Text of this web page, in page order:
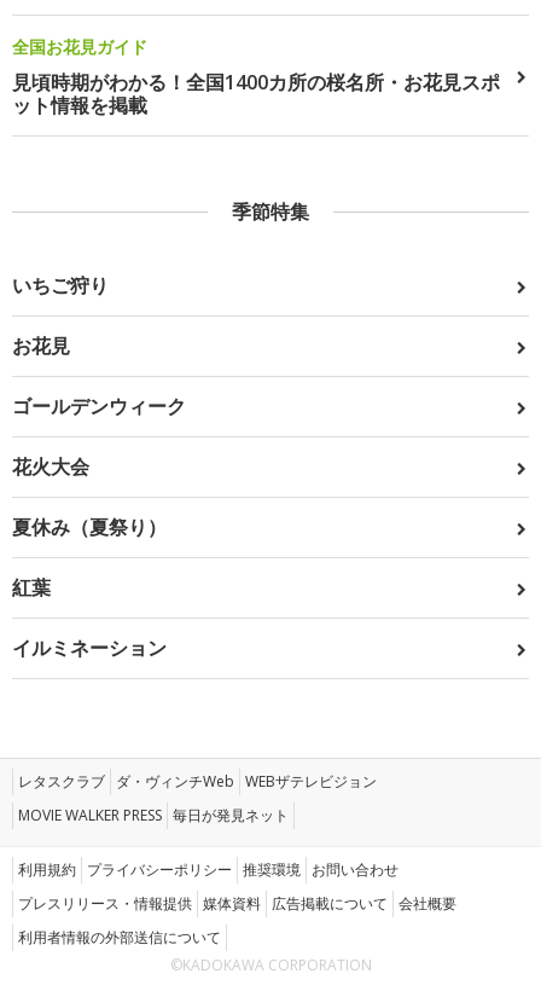
全国お花見ガイド
見頃時期がわかる！全国1400カ所の桜名所・お花見スポ
ット情報を掲載
季節特集
いちご狩り
お花見
ゴールデンウィーク
花火大会
夏休み（夏祭り）
紅葉
イルミネーション
レタスクラブ ダ・ヴィンチWeb WEBザテレビジョン
MOVIE WALKER PRESS 毎日が発見ネット
利用規約 プライバシーポリシー 推奨環境 お問い合わせ
プレスリリース・情報提供 媒体資料 広告掲載について 会社概要
利用者情報の外部送信について
©KADOKAWA CORPORATION